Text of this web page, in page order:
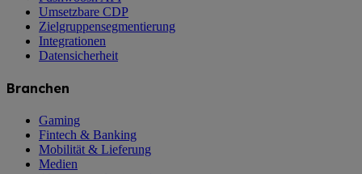
Umsetzbare CDP
Zielgruppensegmentierung
Integrationen
Datensicherheit
Branchen
Gaming
Fintech & Banking
Mobilität & Lieferung
Medien